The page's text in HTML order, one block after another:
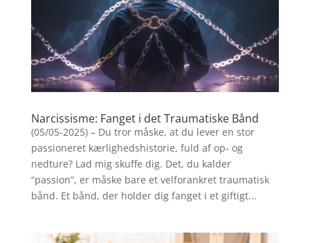
Narcissisme: Fanget i det Traumatiske Bånd
(05/05-2025) – Du tror måske, at du lever en stor
passioneret kærlighedshistorie, fuld af op- og
nedture? Lad mig skuffe dig. Det, du kalder
“passion”, er måske bare et velforankret traumatisk
bånd. Et bånd, der holder dig fanget i et giftigt...